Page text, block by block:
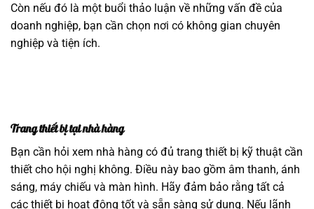
Còn nếu đó là một buổi thảo luận về những vấn đề của
doanh nghiệp, bạn cần chọn nơi có không gian chuyên
nghiệp và tiện ích.
Trang thiết bị tại nhà hàng
Bạn cần hỏi xem nhà hàng có đủ trang thiết bị kỹ thuật cần
thiết cho hội nghị không. Điều này bao gồm âm thanh, ánh
sáng, máy chiếu và màn hình. Hãy đảm bảo rằng tất cả
các thiết bị hoạt động tốt và sẵn sàng sử dụng. Nếu lãnh